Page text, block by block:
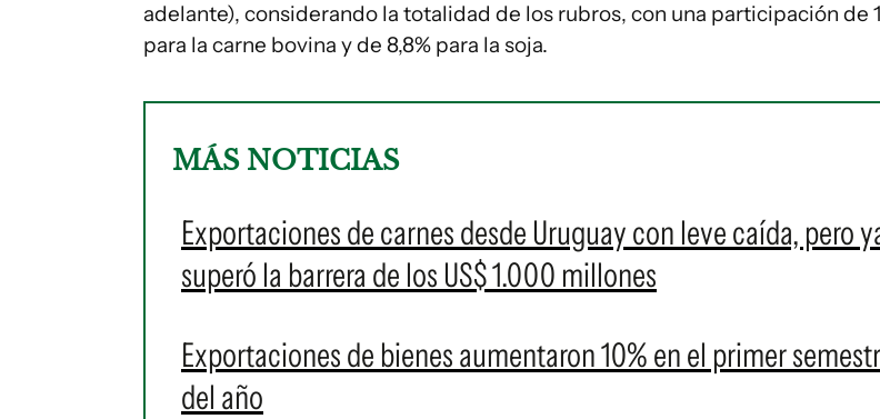
adelante), considerando la totalidad de los rubros, con una participación de
para la carne bovina y de 8,8% para la soja.
MÁS NOTICIAS
Exportaciones de carnes desde Uruguay con leve caída, pero
superó la barrera de los US$ 1.000 millones
Exportaciones de bienes aumentaron 10% en el primer
del año